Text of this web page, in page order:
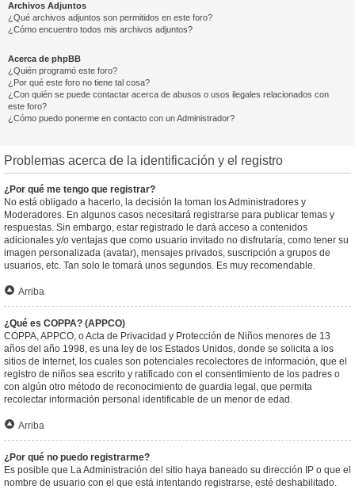
Archivos Adjuntos
¿Qué archivos adjuntos son permitidos en este foro?
¿Cómo encuentro todos mis archivos adjuntos?
Acerca de phpBB
¿Quién programó este foro?
¿Por qué este foro no tiene tal cosa?
¿Con quién se puede contactar acerca de abusos o usos ilegales relacionados con
este foro?
¿Cómo puedo ponerme en contacto con un Administrador?
Problemas acerca de la identificación y el registro
¿Por qué me tengo que registrar?
No está obligado a hacerlo, la decisión la toman los Administradores y
Moderadores. En algunos casos necesitará registrarse para publicar temas y
respuestas. Sin embargo, estar registrado le dará acceso a contenidos
adicionales y/o ventajas que como usuario invitado no disfrutaría, como tener su
imagen personalizada (avatar), mensajes privados, suscripción a grupos de
usuarios, etc. Tan solo le tomará unos segundos. Es muy recomendable.
Arriba
¿Qué es COPPA? (APPCO)
COPPA, APPCO, o Acta de Privacidad y Protección de Niños menores de 13
años del año 1998, es una ley de los Estados Unidos, donde se solicita a los
sitios de Internet, los cuales son potenciales recolectores de información, que el
registro de niños sea escrito y ratificado con el consentimiento de los padres o
con algún otro método de reconocimiento de guardia legal, que permita
recolectar información personal identificable de un menor de edad.
Arriba
¿Por qué no puedo registrarme?
Es posible que La Administración del sitio haya baneado su dirección IP o que el
nombre de usuario con el que está intentando registrarse, esté deshabilitado.